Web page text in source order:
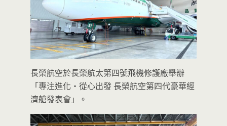
長榮航空於長榮航太第四號飛機修護廠舉辦
「專注進化‧從心出發 長榮航空第四代豪華經
濟艙發表會」。